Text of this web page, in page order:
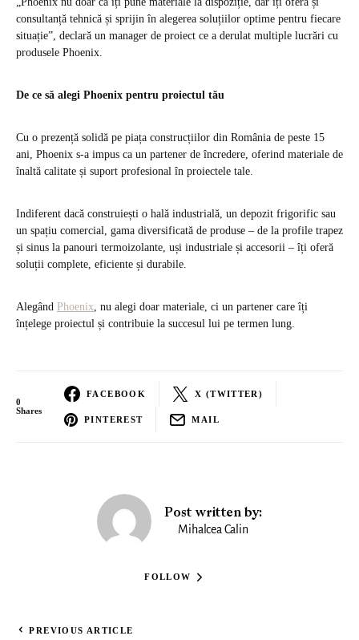
consultanță tehnică și sprijin în alegerea soluțiilor optime pentru fiecare
situație”, declară un manager de proiect ce a derulat multiple lucrări cu
produsele Phoenix.
De ce să alegi Phoenix pentru proiectul tău
Cu o prezență solidă pe piața construcțiilor din România de peste 15
ani, Phoenix s‑a impus ca un partener de încredere, oferind materiale de
înaltă calitate și suport profesional în proiectele tale.
Indiferent dacă construiești o hală industrială, un depozit frigorific sau
un spațiu comercial, gama diversificată de produse – de la profile trapez
și sinus la panouri termoizolante, uși industriale și accesorii – îți oferă
soluții complete, eficiente și durabile.
Alegând Phoenix, nu alegi doar materiale, ci un partener care îți
înțelege proiectul și contribuie la succesul lui pe termen lung.
0
Shares
FACEBOOK X (TWITTER)
PINTEREST MAIL
Post written by:
Mihalcea Calin
FOLLOW
PREVIOUS ARTICLE